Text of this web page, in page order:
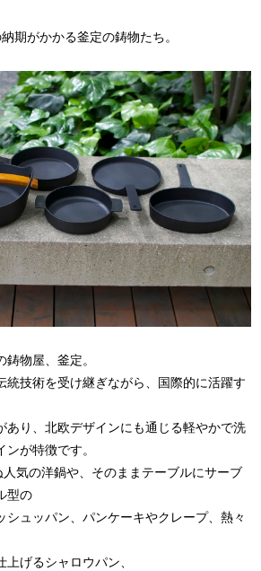
期がかかる釜定の鋳物たち。
物屋、釜定。
統技術を受け継ぎながら、国際的に活躍す
あり、北欧デザインにも通じる軽やかで洗
が特徴です。
気の洋鍋や、そのままテーブルにサーブ
型の
シュッパン、パンケーキやクレープ、熱々
げるシャロウパン、